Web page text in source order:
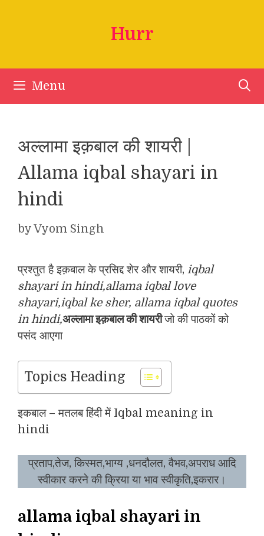
Hurr
Menu
अल्लामा इक़बाल की शायरी |
Allama iqbal shayari in
hindi
byVyom Singh
प्रश्तुत है इक़बाल के प्रसिद्द शेर और शायरी, iqbal
shayari in hindi,allama iqbal love
shayari,iqbal ke sher, allama iqbal quotes
in hindi,अल्लामा इक़बाल की शायरीजो की पाठकों को
पसंद आएगा
Topics Heading
इकबाल – मतलब हिंदी में Iqbal meaning in
hindi
प्रताप,तेज, किस्मत,भाग्य ,धनदौलत, वैभव,अपराध आदि
स्वीकार करने की क्रिया या भाव स्वीकृति,इकरार।
allama iqbal shayari in